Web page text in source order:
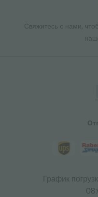
Свяжитесь с нами,
График